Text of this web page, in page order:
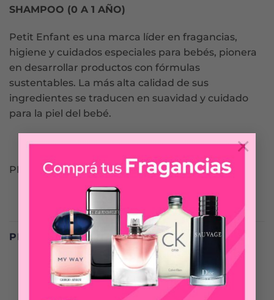
×
SHAMPOO (0 A 1 AÑO)
Petit Enfant es una marca líder en fragancias,
higiene y cuidados especiales para bebés, pionera
en desarrollar productos con fórmulas
sustentables. La más alta calidad de sus
ingredientes se traducen en suavidad y cuidado
para la piel del bebé.
PETIT ENFANT
PRODUCTOS RELACIONADOS
-25%